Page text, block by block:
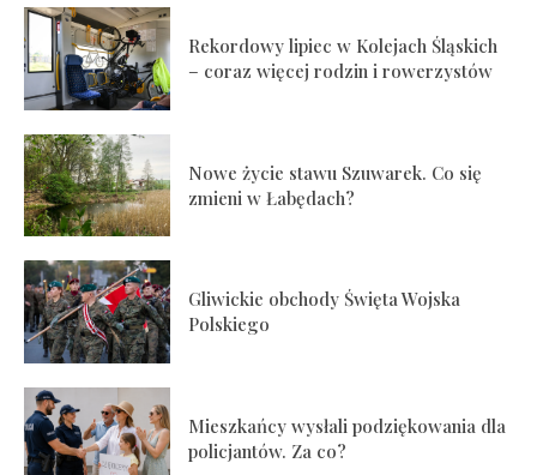
Rekordowy lipiec w Kolejach Śląskich
– coraz więcej rodzin i rowerzystów
Nowe życie stawu Szuwarek. Co się
zmieni w Łabędach?
Gliwickie obchody Święta Wojska
Polskiego
Mieszkańcy wysłali podziękowania dla
policjantów. Za co?